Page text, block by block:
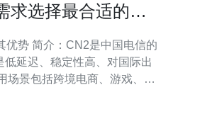
求选择最合适的香
优势 简介：CN2是中国电信的
延迟、稳定性高、对国际出
场景包括跨境电商、游戏、语
通常更优，丢包率和抖动更